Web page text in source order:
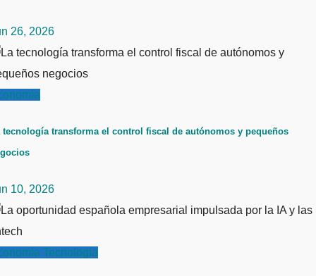
26, 2026
tecnología transforma el control fiscal de autónomos y pequeños
10, 2026
Tecnología